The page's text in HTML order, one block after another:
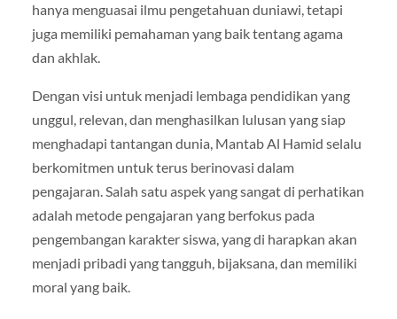
hanya menguasai ilmu pengetahuan duniawi, tetapi
juga memiliki pemahaman yang baik tentang agama
dan akhlak.
Dengan visi untuk menjadi lembaga pendidikan yang
unggul, relevan, dan menghasilkan lulusan yang siap
menghadapi tantangan dunia, Mantab Al Hamid selalu
berkomitmen untuk terus berinovasi dalam
pengajaran. Salah satu aspek yang sangat di perhatikan
adalah metode pengajaran yang berfokus pada
pengembangan karakter siswa, yang di harapkan akan
menjadi pribadi yang tangguh, bijaksana, dan memiliki
moral yang baik.